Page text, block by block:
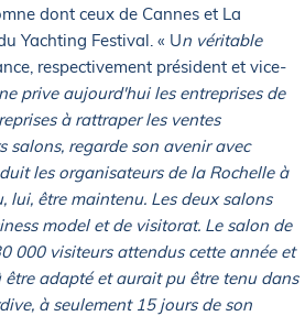
dont ceux de Cannes et La
Yachting Festival. « Un véritable
respectivement président et vice-
prive aujourd'hui les entreprises de
à rattraper les ventes
salons, regarde son avenir avec
les organisateurs de la Rochelle à
lui, être maintenu. Les deux salons
model et de visitorat. Le salon de
000 visiteurs attendus cette année et
adapté et aurait pu être tenu dans
à seulement 15 jours de son